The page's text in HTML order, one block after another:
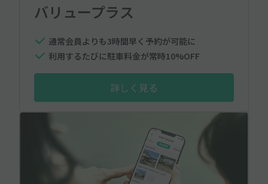
バリュープラス
通常会員よりも3時間早く予約が可能に
利用するたびに駐車料金が常時10%OFF
詳しく見る